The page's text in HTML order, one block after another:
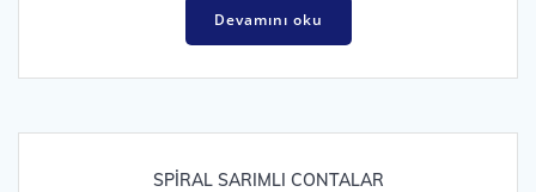
Devamını oku
SPİRAL SARIMLI CONTALAR